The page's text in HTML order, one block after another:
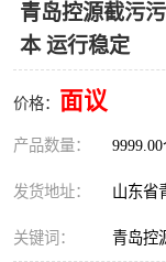
青岛控源截污
本 运行稳定
价格： 面议
产品数量：
发货地址： 山东省
关键词： 青岛控
真空冲洗设备
水平自清洗格栅
灌溉泵房